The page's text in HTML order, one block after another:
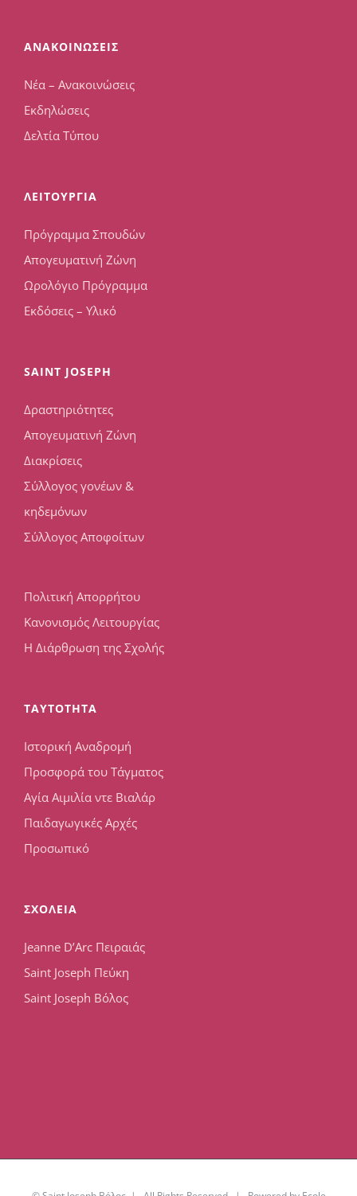
ΑΝΑΚΟΙΝΩΣΕΙΣ
Νέα – Ανακοινώσεις
Εκδηλώσεις
Δελτία Τύπου
ΛΕΙΤΟΥΡΓΙΑ
Πρόγραμμα Σπουδών
Απογευματινή Ζώνη
Ωρολόγιο Πρόγραμμα
Εκδόσεις – Υλικό
SAINT JOSEPH
Δραστηριότητες
Απογευματινή Ζώνη
Διακρίσεις
Σύλλογος γονέων &
κηδεμόνων
Σύλλογος Αποφοίτων
Πολιτική Απορρήτου
Κανονισμός Λειτουργίας
Η Διάρθρωση της Σχολής
TAYTOTHTA
Ιστορική Αναδρομή
Προσφορά του Τάγματος
Αγία Αιμιλία ντε Βιαλάρ
Παιδαγωγικές Αρχές
Προσωπικό
ΣΧΟΛΕΙΑ
Jeanne D’Arc Πειραιάς
Saint Joseph Πεύκη
Saint Joseph Βόλος